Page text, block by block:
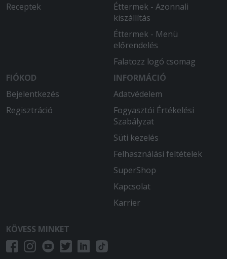
Receptek
Éttermek - Azonnali
kiszállítás
Éttermek - Menü
előrendelés
Falatozz logó csomag
FIÓKOD
Bejelentkezés
Regisztráció
INFORMÁCIÓ
Adatvédelem
Fogyasztói Értékelési
Szabályzat
Süti kezelés
Felhasználási feltételek
SuperShop
Kapcsolat
Karrier
KÖVESS MINKET